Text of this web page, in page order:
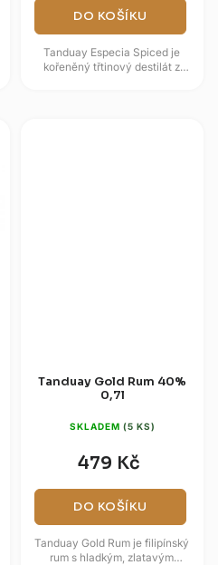
DO KOŠÍKU
Tanduay Especia Spiced je
kořeněný třtinový destilát z
Tanduay Gold Rum 40%
0,7l
SKLADEM (5 KS)
479 Kč
DO KOŠÍKU
Tanduay Gold Rum je filipínský
rum s hladkým, zlatavým